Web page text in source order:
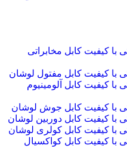
کابل مخابراتی
کابل مفتول لوشان
کابل آلومینیوم
کابل جوش لوشان
کابل دوربین لوشان
کابل کولری لوشان
کابل کواکسیال